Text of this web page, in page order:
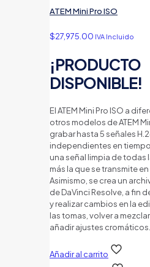
ATEM Mini Pro ISO
$27,975.00 IVA Incluido
¡PRODUCTO
DISPONIBLE!
El ATEM Mini Pro ISO a
otros modelos de ATEM
grabar hasta 5 señales
independientes en tiempo
una señal limpia de todas
más la que se transmite
Asimismo, se crea un
de DaVinci Resolve, a fin
y realizar cambios en la
las tomas, volver a
añadir ajustes cromáticos.
Añadir al carrito